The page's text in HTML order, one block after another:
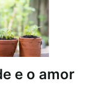
e o amor